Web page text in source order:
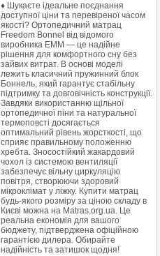
♦ Шукаєте ідеальне поєднання
доступної ціни та перевіреної часом
якості? Ортопедичний матрац
Freedom Bonnel від відомого
виробника ЕММ — це надійне
рішення для комфортного сну без
зайвих витрат. В основі моделі
лежить класичний пружинний блок
Боннель, який гарантує стабільну
підтримку та довговічність конструкції.
Завдяки використанню щільної
ортопедичної піни та натуральної
термоповсті досягається
оптимальний рівень жорсткості, що
сприяє правильному положенню
хребта. Зносостійкий жакардовий
чохол із системою вентиляції
забезпечує вільну циркуляцію
повітря, створюючи здоровий
мікроклімат у ліжку. Купити матрац
будь-якого розміру за ціною складу в
Києві можна на Matras.org.ua. Це
реальна економія для вашого
бюджету, підтверджена офіційною
гарантією дилера. Обирайте
надійність та затишок щодня!